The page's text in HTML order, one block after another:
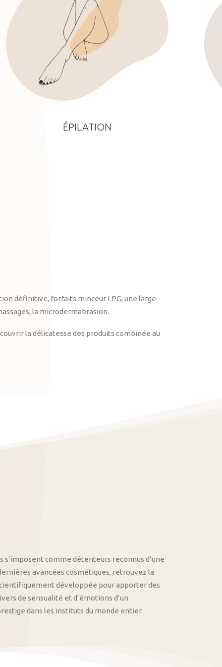
ÉPILATION
définitive, forfaits minceur LPG, une large
la microdermabrasion.
la délicatesse des produits combinée au
s’imposent comme détenteurs reconnus d’une
avancées cosmétiques, retrouvez la
développée pour apporter des
de sensualité et d’émotions d’un
dans les instituts du monde entier.